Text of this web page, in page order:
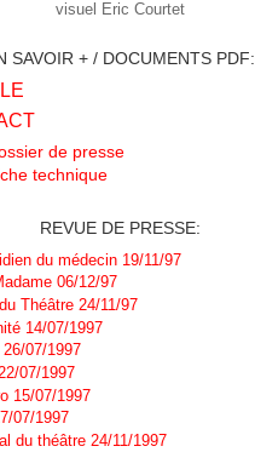
visuel Eric Courtet
SAVOIR + / DOCUMENTS PDF:
de presse
technique
REVUE DE PRESSE:
du médecin 19/11/97
06/12/97
Théâtre 24/11/97
14/07/1997
26/07/1997
07/1997
15/07/1997
07/1997
du théâtre 24/11/1997